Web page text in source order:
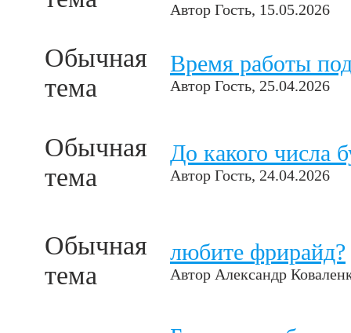
Автор Гость, 15.05.2026
Обычная
тема
Время работы
Автор Гость, 25.04.2026
Обычная
тема
До какого числа
Автор Гость, 24.04.2026
Обычная
тема
любите фрирайд?
Автор Александр